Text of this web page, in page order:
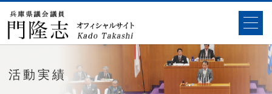
活動実績